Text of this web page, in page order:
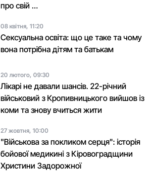
про свій …
08 квітня, 11:20
Сексуальна освіта: що це таке та чому
вона потрібна дітям та батькам
20 лютого, 09:30
Лікарі не давали шансів. 22-річний
військовий з Кропивницького вийшов із
коми та знову вчиться жити
27 жовтня, 10:00
"Військова за покликом серця": історія
бойової медикині з Кіровоградщини
Христини Задорожної